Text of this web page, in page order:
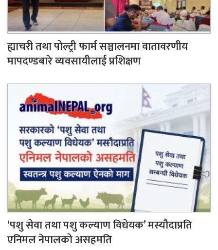
ह्याचरी तथा पोल्ट्री फार्म सञ्चालनमा वातावरणीय
मापदण्डबारे व्यवसायीलाई प्रशिक्षण
‘पशु सेवा तथा पशु कल्याण विधेयक’ मस्यौदाप्रति
एनिमल नेपालको असहमति